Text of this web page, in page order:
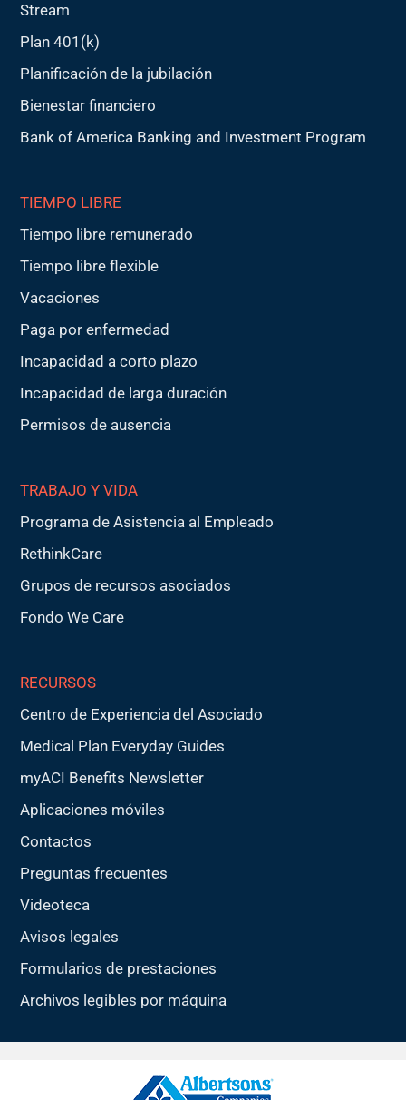
Stream
Plan 401(k)
Planificación de la jubilación
Bienestar financiero
Bank of America Banking and Investment Program
TIEMPO LIBRE
Tiempo libre remunerado
Tiempo libre flexible
Vacaciones
Paga por enfermedad
Incapacidad a corto plazo
Incapacidad de larga duración
Permisos de ausencia
TRABAJO Y VIDA
Programa de Asistencia al Empleado
RethinkCare
Grupos de recursos asociados
Fondo We Care
RECURSOS
Centro de Experiencia del Asociado
Medical Plan Everyday Guides
myACI Benefits Newsletter
Aplicaciones móviles
Contactos
Preguntas frecuentes
Videoteca
Avisos legales
Formularios de prestaciones
Archivos legibles por máquina